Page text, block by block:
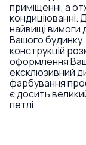
приміщенні, а
кондиціюванні.
найвищі вимоги
Вашого будинку.
конструкцій
оформлення
ексклюзивний
фарбування
є досить
петлі.